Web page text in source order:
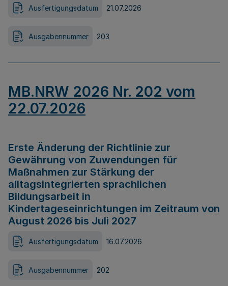
Ausfertigungsdatum 21.07.2026
Ausgabennummer 203
MB.NRW 2026 Nr. 202 vom
22.07.2026
Erste Änderung der Richtlinie zur
Gewährung von Zuwendungen für
Maßnahmen zur Stärkung der
alltagsintegrierten sprachlichen
Bildungsarbeit in
Kindertageseinrichtungen im Zeitraum von
August 2026 bis Juli 2027
Ausfertigungsdatum 16.07.2026
Ausgabennummer 202